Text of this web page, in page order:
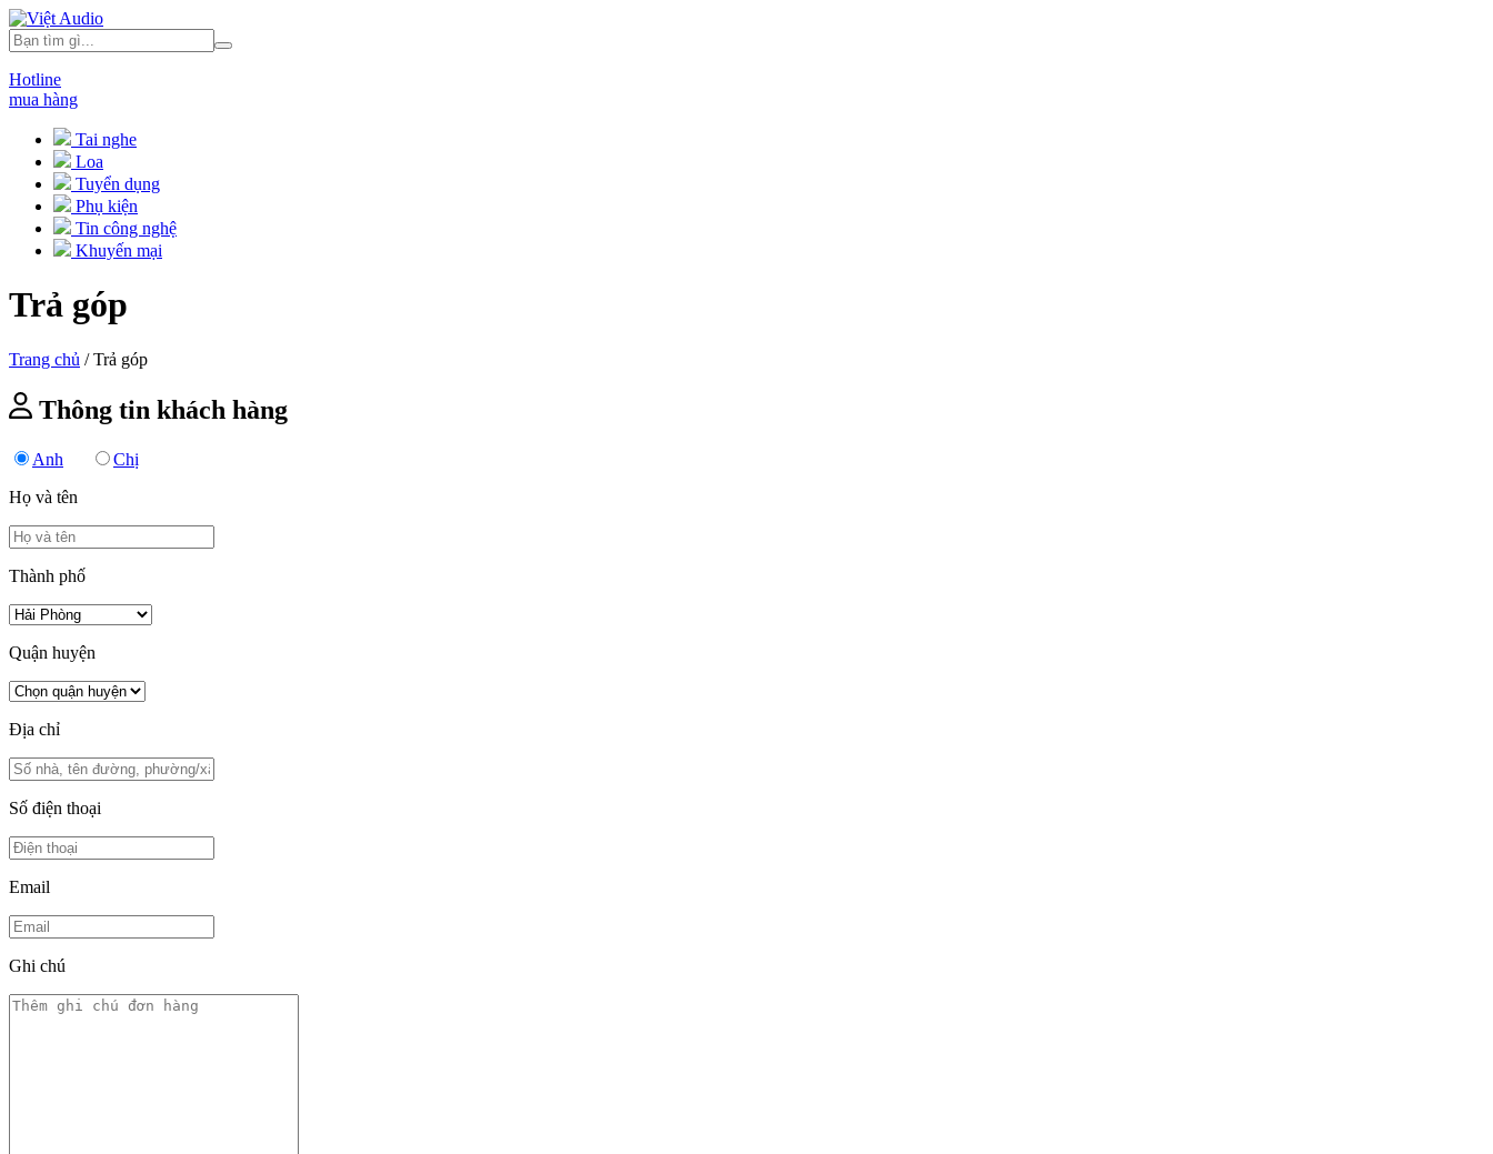
Hotline
mua hàng
Tai nghe
Loa
Tuyển dụng
Phụ kiện
Tin công nghệ
Khuyến mại
Trả góp
Trang chủ / Trả góp
Thông tin khách hàng
Anh
Chị
Họ và tên
Thành phố
Quận huyện
Địa chỉ
Số điện thoại
Email
Ghi chú